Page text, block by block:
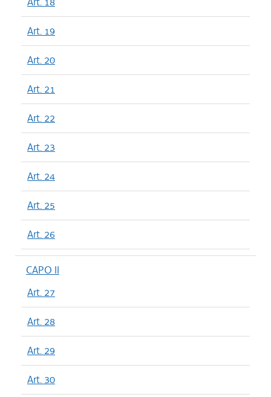
Art. 19
Art. 20
Art. 21
Art. 22
Art. 23
Art. 24
Art. 25
Art. 26
CAPO II
Art. 27
Art. 28
Art. 29
Art. 30